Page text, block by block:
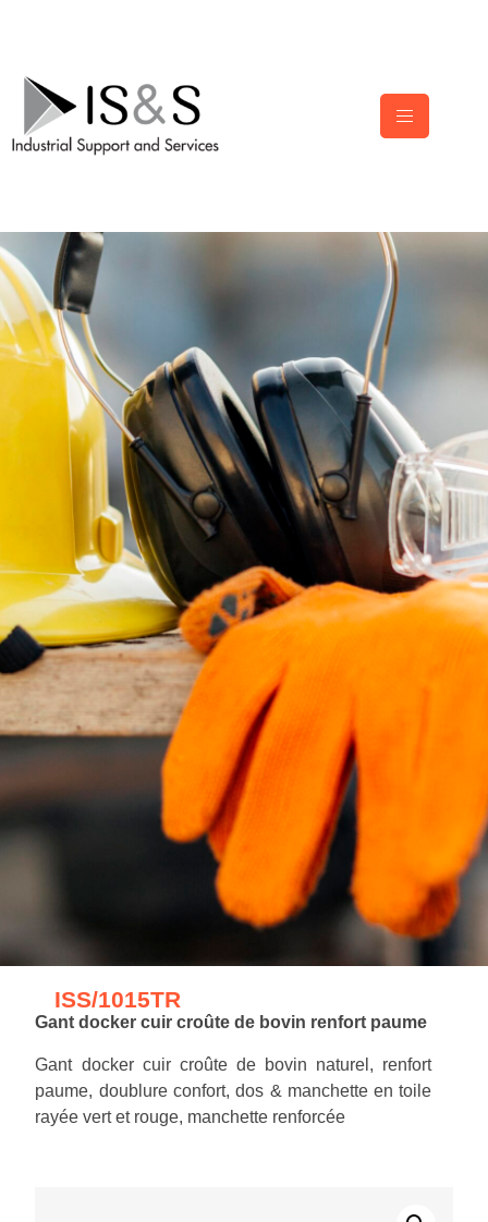
ISS/1015TR
Gant docker cuir croûte de bovin renfort paume
Gant docker cuir croûte de bovin naturel, renfort
paume, doublure confort, dos & manchette en toile
rayée vert et rouge, manchette renforcée